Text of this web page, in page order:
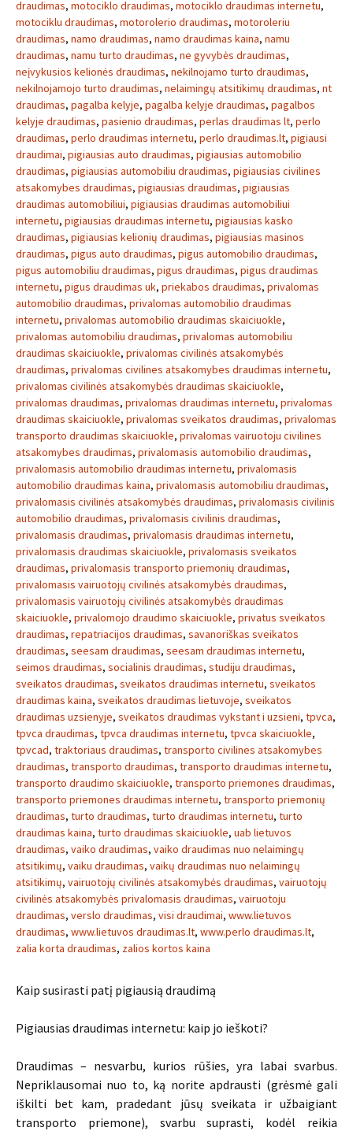
draudimas, motociklo draudimas, motociklo draudimas internetu,
motociklu draudimas, motorolerio draudimas, motoroleriu
draudimas, namo draudimas, namo draudimas kaina, namu
draudimas, namu turto draudimas, ne gyvybės draudimas,
neįvykusios kelionės draudimas, nekilnojamo turto draudimas,
nekilnojamojo turto draudimas, nelaimingų atsitikimų draudimas, nt
draudimas, pagalba kelyje, pagalba kelyje draudimas, pagalbos
kelyje draudimas, pasienio draudimas, perlas draudimas lt, perlo
draudimas, perlo draudimas internetu, perlo draudimas.lt, pigiausi
draudimai, pigiausias auto draudimas, pigiausias automobilio
draudimas, pigiausias automobiliu draudimas, pigiausias civilines
atsakomybes draudimas, pigiausias draudimas, pigiausias
draudimas automobiliui, pigiausias draudimas automobiliui
internetu, pigiausias draudimas internetu, pigiausias kasko
draudimas, pigiausias kelionių draudimas, pigiausias masinos
draudimas, pigus auto draudimas, pigus automobilio draudimas,
pigus automobiliu draudimas, pigus draudimas, pigus draudimas
internetu, pigus draudimas uk, priekabos draudimas, privalomas
automobilio draudimas, privalomas automobilio draudimas
internetu, privalomas automobilio draudimas skaiciuokle,
privalomas automobiliu draudimas, privalomas automobiliu
draudimas skaiciuokle, privalomas civilinės atsakomybės
draudimas, privalomas civilines atsakomybes draudimas internetu,
privalomas civilinės atsakomybės draudimas skaiciuokle,
privalomas draudimas, privalomas draudimas internetu, privalomas
draudimas skaiciuokle, privalomas sveikatos draudimas, privalomas
transporto draudimas skaiciuokle, privalomas vairuotoju civilines
atsakomybes draudimas, privalomasis automobilio draudimas,
privalomasis automobilio draudimas internetu, privalomasis
automobilio draudimas kaina, privalomasis automobiliu draudimas,
privalomasis civilinės atsakomybės draudimas, privalomasis civilinis
automobilio draudimas, privalomasis civilinis draudimas,
privalomasis draudimas, privalomasis draudimas internetu,
privalomasis draudimas skaiciuokle, privalomasis sveikatos
draudimas, privalomasis transporto priemonių draudimas,
privalomasis vairuotojų civilinės atsakomybės draudimas,
privalomasis vairuotojų civilinės atsakomybės draudimas
skaiciuokle, privalomojo draudimo skaiciuokle, privatus sveikatos
draudimas, repatriacijos draudimas, savanoriškas sveikatos
draudimas, seesam draudimas, seesam draudimas internetu,
seimos draudimas, socialinis draudimas, studiju draudimas,
sveikatos draudimas, sveikatos draudimas internetu, sveikatos
draudimas kaina, sveikatos draudimas lietuvoje, sveikatos
draudimas uzsienyje, sveikatos draudimas vykstant i uzsieni, tpvca,
tpvca draudimas, tpvca draudimas internetu, tpvca skaiciuokle,
tpvcad, traktoriaus draudimas, transporto civilines atsakomybes
draudimas, transporto draudimas, transporto draudimas internetu,
transporto draudimo skaiciuokle, transporto priemones draudimas,
transporto priemones draudimas internetu, transporto priemonių
draudimas, turto draudimas, turto draudimas internetu, turto
draudimas kaina, turto draudimas skaiciuokle, uab lietuvos
draudimas, vaiko draudimas, vaiko draudimas nuo nelaimingų
atsitikimų, vaiku draudimas, vaikų draudimas nuo nelaimingų
atsitikimų, vairuotojų civilinės atsakomybės draudimas, vairuotojų
civilinės atsakomybės privalomasis draudimas, vairuotoju
draudimas, verslo draudimas, visi draudimai, www.lietuvos
draudimas, www.lietuvos draudimas.lt, www.perlo draudimas.lt,
zalia korta draudimas, zalios kortos kaina
Kaip susirasti patį pigiausią draudimą
Pigiausias draudimas internetu: kaip jo ieškoti?
Draudimas – nesvarbu, kurios rūšies, yra labai svarbus.
Nepriklausomai nuo to, ką norite apdrausti (grėsmė gali
iškilti bet kam, pradedant jūsų sveikata ir užbaigiant
transporto priemone), svarbu suprasti, kodėl reikia